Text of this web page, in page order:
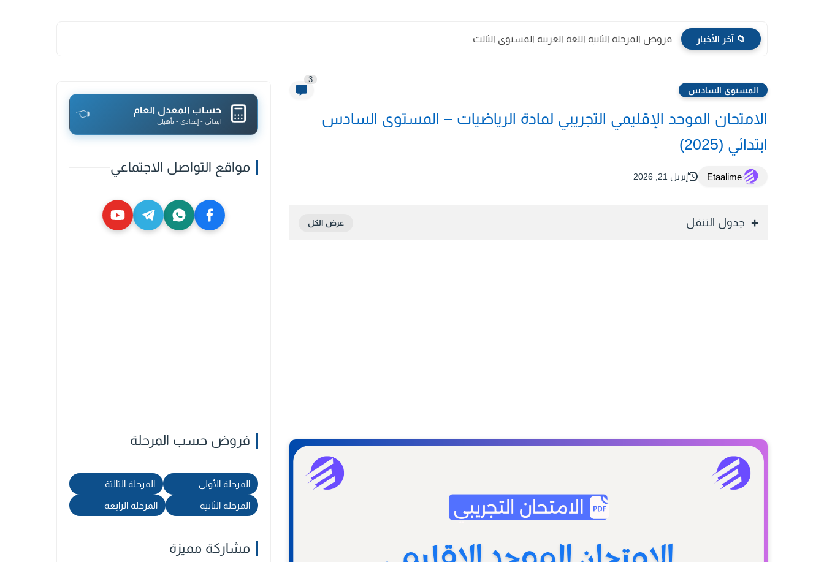
📁 آخر الأخبار فروض المرحلة الثانية اللغة العربية المستوى الثالث
المستوى السادس
3
الامتحان الموحد الإقليمي التجريبي لمادة الرياضيات – المستوى السادس
ابتدائي (2025)
Etaalime إبريل 21, 2026
جدول التنقل
حساب المعدل العام
ابتدائي - إعدادي - تأهيلي
👈
مواقع التواصل الاجتماعي
فروض حسب المرحلة
المرحلة الأولى المرحلة الثالثة
المرحلة الثانية المرحلة الرابعة
مشاركة مميزة